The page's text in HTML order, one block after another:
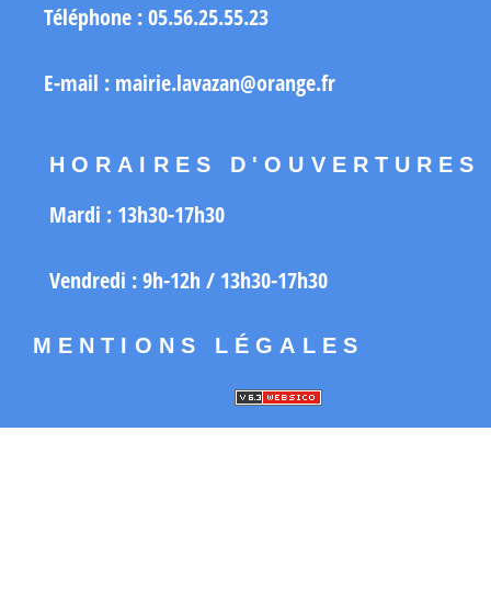
Téléphone : 05.56.25.55.23
E-mail : mairie.lavazan@orange.fr
HORAIRES D'OUVERTURES
Mardi : 13h30-17h30
Vendredi :9h-12h / 13h30-17h30
MENTIONS LÉGALES